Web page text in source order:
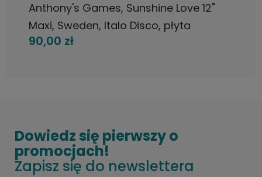
Anthony's Games, Sunshine Love 12"
Maxi, Sweden, Italo Disco, płyta
winylowa
90,00 zł
Dowiedz się pierwszy o
promocjach!
Zapisz się do newslettera